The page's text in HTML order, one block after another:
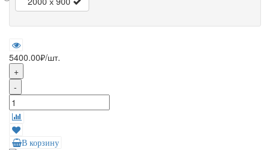
5400.00₽/шт.
+
-
В корзину